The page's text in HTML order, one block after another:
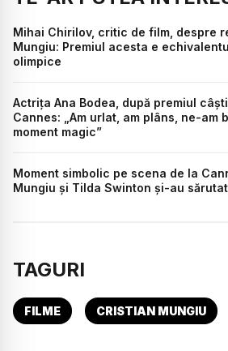
Mihai Chirilov, critic de film, despre
Mungiu: Premiul acesta e
olimpice
Actrița Ana Bodea, după premiul
Cannes: „Am urlat, am plâns, ne-am
moment magic”
Moment simbolic pe scena de la
Mungiu și Tilda Swinton și-au
TAGURI
FILME CRISTIAN MUNGIU